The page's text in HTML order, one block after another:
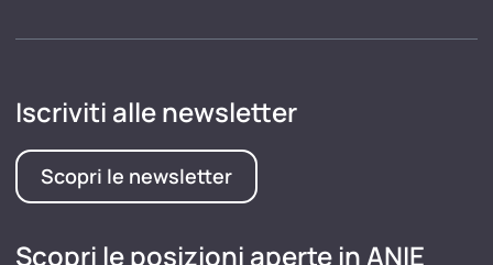
Iscriviti alle newsletter
Scopri le newsletter
Scopri le posizioni aperte in ANIE